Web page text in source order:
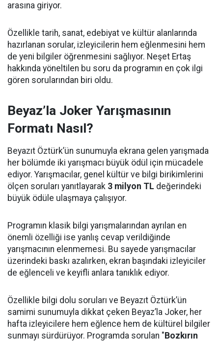
arasına giriyor.
Özellikle tarih, sanat, edebiyat ve kültür alanlarında
hazırlanan sorular, izleyicilerin hem eğlenmesini hem
de yeni bilgiler öğrenmesini sağlıyor. Neşet Ertaş
hakkında yöneltilen bu soru da programın en çok ilgi
gören sorularından biri oldu.
Beyaz’la Joker Yarışmasının
Formatı Nasıl?
Beyazıt Öztürk’ün sunumuyla ekrana gelen yarışmada
her bölümde iki yarışmacı büyük ödül için mücadele
ediyor. Yarışmacılar, genel kültür ve bilgi birikimlerini
ölçen soruları yanıtlayarak 3 milyon TL değerindeki
büyük ödüle ulaşmaya çalışıyor.
Programın klasik bilgi yarışmalarından ayrılan en
önemli özelliği ise yanlış cevap verildiğinde
yarışmacının elenmemesi. Bu sayede yarışmacılar
üzerindeki baskı azalırken, ekran başındaki izleyiciler
de eğlenceli ve keyifli anlara tanıklık ediyor.
Özellikle bilgi dolu soruları ve Beyazıt Öztürk’ün
samimi sunumuyla dikkat çeken Beyaz’la Joker, her
hafta izleyicilere hem eğlence hem de kültürel bilgiler
sunmayı sürdürüyor. Programda sorulan " Bozkırın